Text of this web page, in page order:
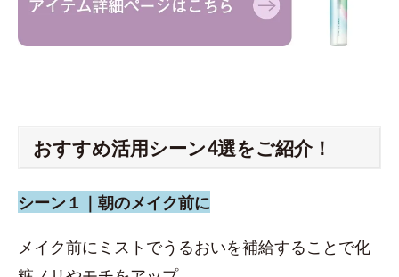
おすすめ活用シーン4選をご紹介！
シーン１｜朝のメイク前に
メイク前にミストでうるおいを補給することで化